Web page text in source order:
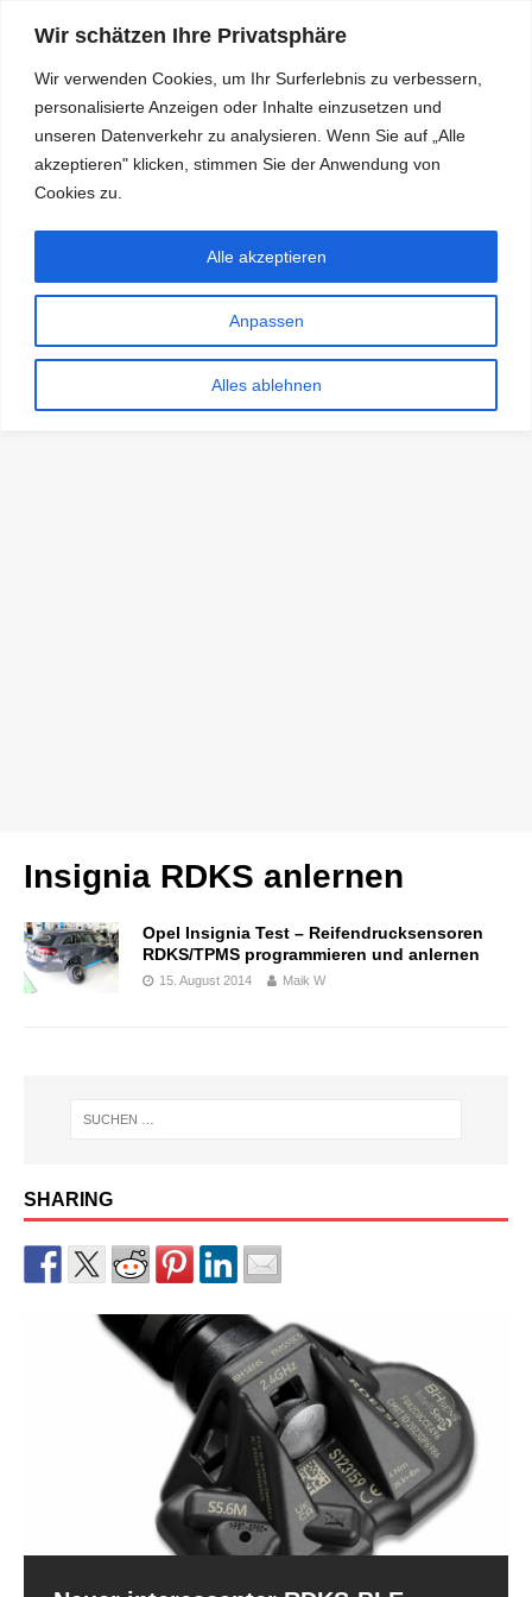
Wir schätzen Ihre Privatsphäre
Wir verwenden Cookies, um Ihr Surferlebnis zu verbessern,
personalisierte Anzeigen oder Inhalte einzusetzen und
unseren Datenverkehr zu analysieren. Wenn Sie auf „Alle
akzeptieren" klicken, stimmen Sie der Anwendung von
Cookies zu.
Anpassen
Alles ablehnen
Alle akzeptieren
RDKS.EXPERT
TESTS, EXPERTEN-TIPPS RUND UM DAS THEMA RDKS UND
Insignia RDKS anlernen
Opel Insignia Test – Reifendrucksensoren
RDKS/TPMS programmieren und anlernen
15. August 2014 Maik W
SHARING